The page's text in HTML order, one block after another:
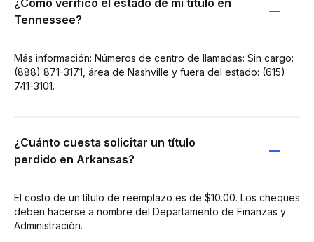
Tennessee?
Más información: Números de centro de llamadas: Sin cargo:
(888) 871-3171, área de Nashville y fuera del estado: (615)
741-3101.
¿Cuánto cuesta solicitar un título
perdido en Arkansas?
El costo de un título de reemplazo es de $10.00. Los cheques
deben hacerse a nombre del Departamento de Finanzas y
Administración.